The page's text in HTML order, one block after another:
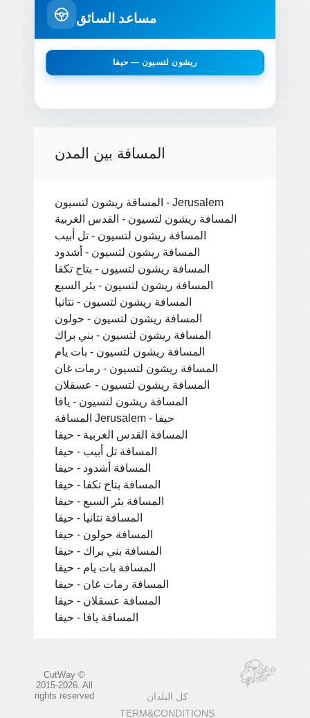
مساعد السائق
ريشون لتسيون — حيفا
المسافة بين المدن
المسافة ريشون لتسيون - Jerusalem
المسافة ريشون لتسيون - القدس الغربية
المسافة ريشون لتسيون - تل أبيب
المسافة ريشون لتسيون - أشدود
المسافة ريشون لتسيون - بتاح تكفا
المسافة ريشون لتسيون - بئر السبع
المسافة ريشون لتسيون - نتانيا
المسافة ريشون لتسيون - حولون
المسافة ريشون لتسيون - بني براك
المسافة ريشون لتسيون - بات يام
المسافة ريشون لتسيون - رمات غان
المسافة ريشون لتسيون - عسقلان
المسافة ريشون لتسيون - يافا
المسافة Jerusalem - حيفا
المسافة القدس الغربية - حيفا
المسافة تل أبيب - حيفا
المسافة أشدود - حيفا
المسافة بتاح تكفا - حيفا
المسافة بئر السبع - حيفا
المسافة نتانيا - حيفا
المسافة حولون - حيفا
المسافة بني براك - حيفا
المسافة بات يام - حيفا
المسافة رمات غان - حيفا
المسافة عسقلان - حيفا
المسافة يافا - حيفا
CutWay ©
2015-2026. All
rights reserved
كل البلدان
TERM&CONDITIONS